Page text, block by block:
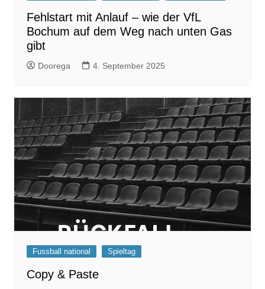
Fehlstart mit Anlauf – wie der VfL
Bochum auf dem Weg nach unten Gas
gibt
Doorega 4. September 2025
Fussball national Spieltag
Copy & Paste